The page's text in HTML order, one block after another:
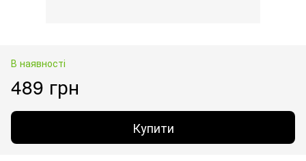
В наявності
489 грн
Купити